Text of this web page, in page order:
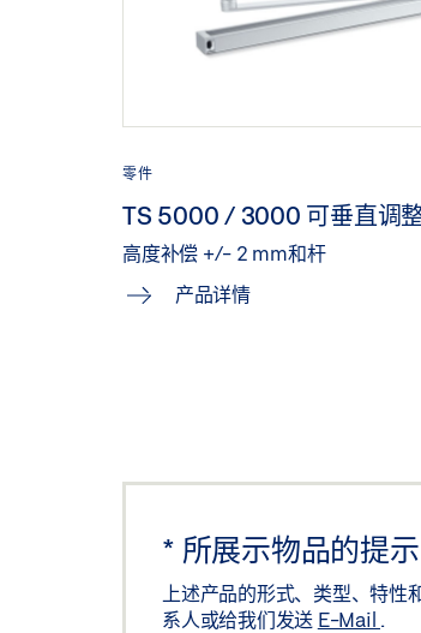
零件
TS 5000 / 3000 可垂直调
高度补偿 +/- 2 mm和杆
产品详情
* 所展示物品的提示
上述产品的形式、类型、特
系人或给我们发送 E-Mail .